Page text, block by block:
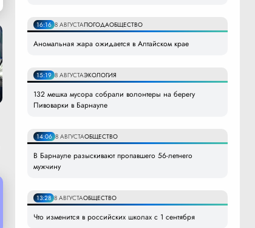
16:16 8 АВГУСТАПОГОДАОБЩЕСТВО
Аномальная жара ожидается в Алтайском крае
15:19 8 АВГУСТАЭКОЛОГИЯ
132 мешка мусора собрали волонтеры на берегу
Пивоварки в Барнауле
14:06 8 АВГУСТАОБЩЕСТВО
В Барнауле разыскивают пропавшего 56-летнего
мужчину
13:28 8 АВГУСТАОБЩЕСТВО
Что изменится в российских школах с 1 сентября